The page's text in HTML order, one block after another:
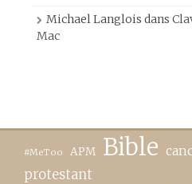
Michael Langlois dans
Mac
#MeToo APM Bible
protestant